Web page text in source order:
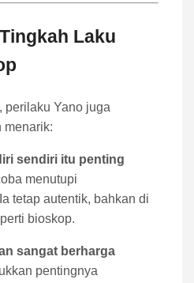
Laku
perilaku Yano juga
menarik:
sendiri itu penting
menutupi
tetap autentik, bahkan di
bioskop.
sangat berharga
pentingnya